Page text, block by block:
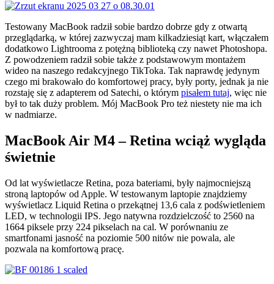
Testowany MacBook radził sobie bardzo dobrze gdy z otwartą
przeglądarką, w której zazwyczaj mam kilkadziesiąt kart, włączałem
dodatkowo Lightrooma z potężną biblioteką czy nawet Photoshopa.
Z powodzeniem radził sobie także z podstawowym montażem
wideo na naszego redakcyjnego TikToka. Tak naprawdę jedynym
czego mi brakowało do komfortowej pracy, były porty, jednak ja nie
rozstaję się z adapterem od Satechi, o którym pisałem tutaj, więc nie
był to tak duży problem. Mój MacBook Pro też niestety nie ma ich
w nadmiarze.
MacBook Air M4 – Retina wciąż wygląda
świetnie
Od lat wyświetlacze Retina, poza bateriami, były najmocniejszą
stroną laptopów od Apple. W testowanym laptopie znajdziemy
wyświetlacz Liquid Retina o przekątnej 13,6 cala z podświetleniem
LED, w technologii IPS. Jego natywna rozdzielczość to 2560 na
1664 piksele przy 224 pikselach na cal. W porównaniu ze
smartfonami jasność na poziomie 500 nitów nie powala, ale
pozwala na komfortową pracę.